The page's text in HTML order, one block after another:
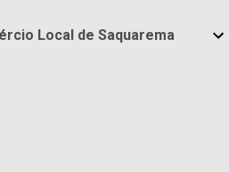
Local de Saquarema